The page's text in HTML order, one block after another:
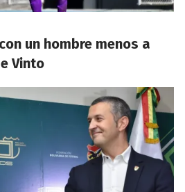
un hombre menos a
Vinto